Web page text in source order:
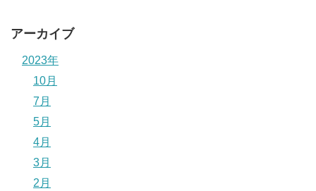
アーカイブ
2023年
10月
7月
5月
4月
3月
2月